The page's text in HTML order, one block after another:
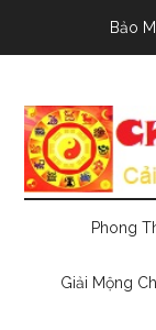
Bảo
Phong
Giải Mộng